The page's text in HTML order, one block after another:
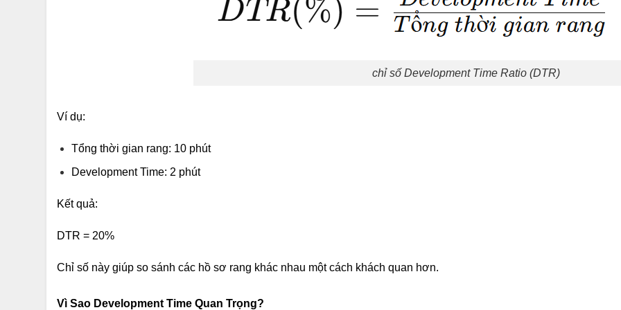
chỉ số Development Time Ratio (DTR)
Ví dụ:
Tổng thời gian rang: 10 phút
Development Time: 2 phút
Kết quả:
DTR = 20%
Chỉ số này giúp so sánh các hồ sơ rang khác nhau một cách khách quan hơn.
Vì Sao Development Time Quan Trọng?